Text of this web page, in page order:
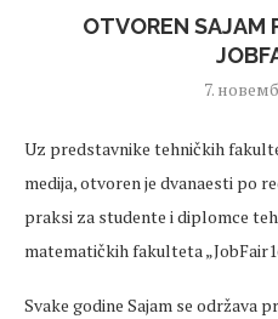
OTVOREN SAJAM
7.
Uz predstavnike tehničkih
medija, otvoren je dvanaesti po
praksi za studente i diplomce
matematičkih fakulteta
Svake godine Sajam se održava